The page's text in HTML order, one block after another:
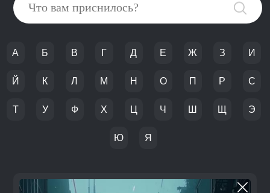
А Б В Г Д Е Ж З И
Й К Л М Н О П Р С
Т У Ф Х Ц Ч Ш Щ Э
Ю Я